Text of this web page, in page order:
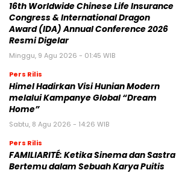
16th Worldwide Chinese Life Insurance
Congress & International Dragon
Award (IDA) Annual Conference 2026
Resmi Digelar
Minggu, 9 Agu 2026 - 01:45 WIB
Pers Rilis
Himel Hadirkan Visi Hunian Modern
melalui Kampanye Global “Dream
Home”
Sabtu, 8 Agu 2026 - 14:26 WIB
Pers Rilis
FAMILIARITÉ: Ketika Sinema dan Sastra
Bertemu dalam Sebuah Karya Puitis